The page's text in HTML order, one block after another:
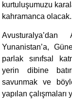
kurtuluşumuzu
kahramanca
Yunanistan’a,
parlak sınıfsal
yerin dibine
savunmak ve
yapılan çalışmaları